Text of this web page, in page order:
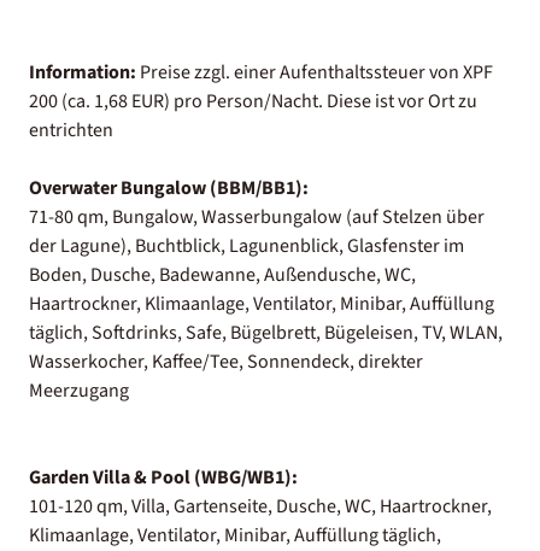
Information: Preise zzgl. einer Aufenthaltssteuer von XPF
200 (ca. 1,68 EUR) pro Person/Nacht. Diese ist vor Ort zu
entrichten
Overwater Bungalow (BBM/BB1):
71-80 qm, Bungalow, Wasserbungalow (auf Stelzen über
der Lagune), Buchtblick, Lagunenblick, Glasfenster im
Boden, Dusche, Badewanne, Außendusche, WC,
Haartrockner, Klimaanlage, Ventilator, Minibar, Auffüllung
täglich, Softdrinks, Safe, Bügelbrett, Bügeleisen, TV, WLAN,
Wasserkocher, Kaffee/Tee, Sonnendeck, direkter
Meerzugang
Garden Villa & Pool (WBG/WB1):
101-120 qm, Villa, Gartenseite, Dusche, WC, Haartrockner,
Klimaanlage, Ventilator, Minibar, Auffüllung täglich,